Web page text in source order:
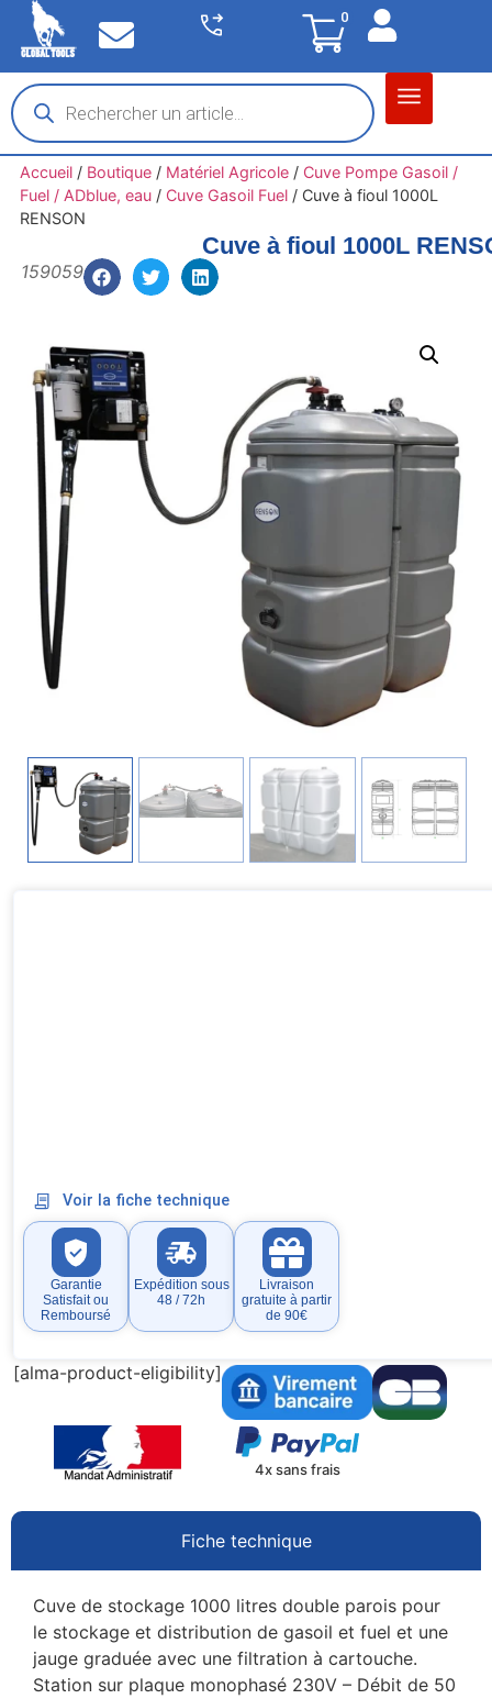
0
Accueil/ Boutique/ Matériel Agricole/ Cuve Pompe Gasoil /
Fuel / ADblue, eau/ Cuve Gasoil Fuel/ Cuve à fioul 1000L
RENSON
Cuve à fioul 1000L
159059
Voir la fiche technique
Garantie
Satisfait ou
Remboursé
Expédition sous
48 / 72h
Livraison
gratuite à partir
de 90€
[alma-product-eligibility]
4x sans frais
Fiche technique
Cuve de stockage 1000 litres double parois pour
le stockage et distribution de gasoil et fuel et une
jauge graduée avec une filtration à cartouche.
Station sur plaque monophasé 230V – Débit de 50